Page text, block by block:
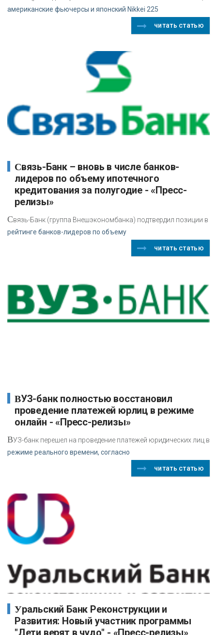
американские фьючерсы и японский Nikkei 225
читать статью
Связь-Банк – вновь в числе банков-
лидеров по объему ипотечного
кредитования за полугодие - «Пресс-
релизы»
Связь-Банк (группа Внешэкономбанка) подтвердил позиции в
рейтинге банков-лидеров по объему
читать статью
ВУЗ-банк полностью восстановил
проведение платежей юрлиц в режиме
онлайн - «Пресс-релизы»
ВУЗ-банк перешел на проведение платежей юридических лиц в
режиме реального времени, согласно
читать статью
Уральский Банк Реконструкции и
Развития: Новый участник программы
"Дети верят в чудо" - «Пресс-релизы»